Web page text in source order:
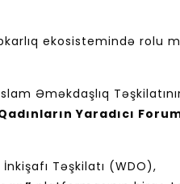
ekosistemində rolu
Əməkdaşlıq
Yaradıcı
Təşkilatı (WDO),